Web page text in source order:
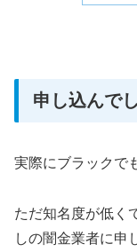
申し込んで
実際にブラックで
ただ知名度が低く
しの闇金業者に申